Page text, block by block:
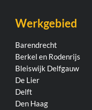
Werkgebied
Barendrecht
Berkel en Rodenrijs
Bleiswijk Delfgauw
De Lier
Delft
Den Haag